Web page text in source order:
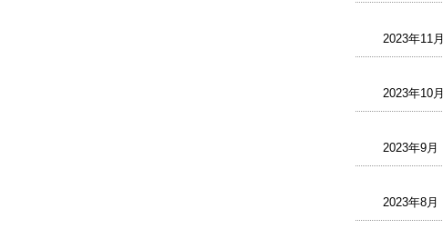
2023年11月
2023年10月
2023年9月
2023年8月